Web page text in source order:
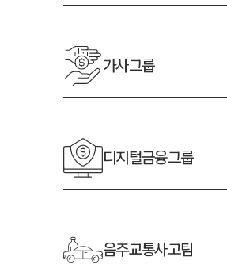
가사그룹
디지털금융그룹
음주교통사고팀